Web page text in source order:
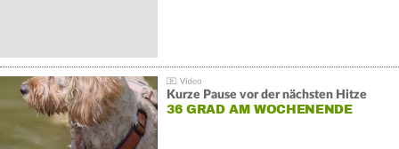
Kurze Pause vor der nächsten Hitze
36 GRAD AM WOCHENENDE